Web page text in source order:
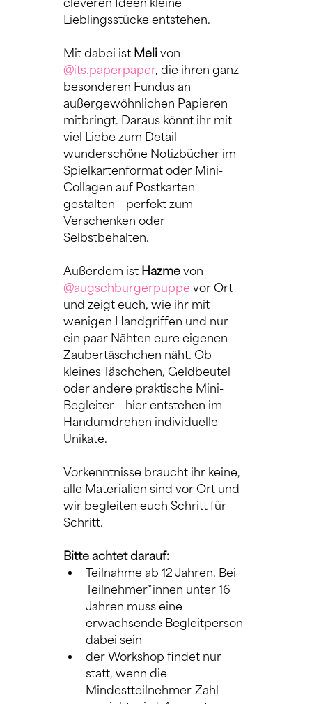
cleveren Ideen kleine
Lieblingsstücke entstehen.
Mit dabei ist Meli von
@its.paperpaper, die ihren ganz
besonderen Fundus an
außergewöhnlichen Papieren
mitbringt. Daraus könnt ihr mit
viel Liebe zum Detail
wunderschöne Notizbücher im
Spielkartenformat oder Mini-
Collagen auf Postkarten
gestalten – perfekt zum
Verschenken oder
Selbstbehalten.
Außerdem ist Hazme von
@augschburgerpuppe vor Ort
und zeigt euch, wie ihr mit
wenigen Handgriffen und nur
ein paar Nähten eure eigenen
Zaubertäschchen näht. Ob
kleines Täschchen, Geldbeutel
oder andere praktische Mini-
Begleiter – hier entstehen im
Handumdrehen individuelle
Unikate.
Vorkenntnisse braucht ihr keine,
alle Materialien sind vor Ort und
wir begleiten euch Schritt für
Schritt.
Bitte achtet darauf:
Teilnahme ab 12 Jahren. Bei
Teilnehmer*innen unter 16
Jahren muss eine
erwachsende Begleitperson
dabei sein
der Workshop findet nur
statt, wenn die
Mindestteilnehmer-Zahl